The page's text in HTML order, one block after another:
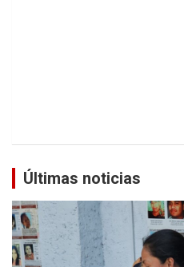
Últimas noticias